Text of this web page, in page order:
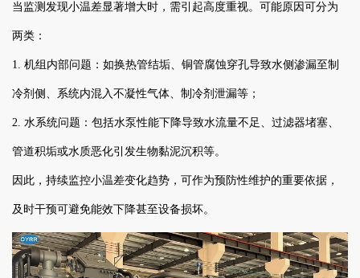
当监测发现小温差显著增大时，需引起高度重视。可能原因可分为
两类：
1. 机组内部问题：如换热管结垢、铜管腐蚀穿孔导致水侧渗漏至制
冷剂侧、系统内混入不凝性气体、制冷剂泄漏等；
2. 水系统问题：包括水泵性能下降导致水流量不足、过滤器堵塞、
管道积垢或水质恶化引发生物黏泥沉积等。
因此，持续监控小温差变化趋势，可作为预防性维护的重要依据，
及时干预可避免能效下降甚至设备损坏。